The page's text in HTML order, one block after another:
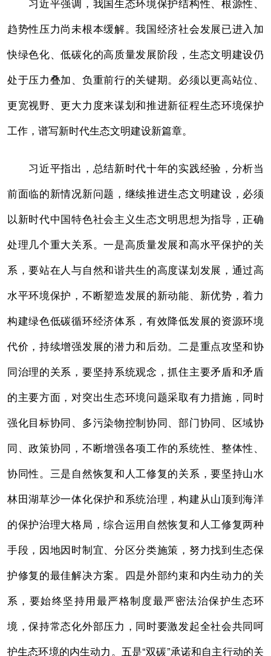
习近平强调，我国生态环境保护结构性、根源性、
趋势性压力尚未根本缓解。我国经济社会发展已进入加
快绿色化、低碳化的高质量发展阶段，生态文明建设仍
处于压力叠加、负重前行的关键期。必须以更高站位、
更宽视野、更大力度来谋划和推进新征程生态环境保护
工作，谱写新时代生态文明建设新篇章。
习近平指出，总结新时代十年的实践经验，分析当
前面临的新情况新问题，继续推进生态文明建设，必须
以新时代中国特色社会主义生态文明思想为指导，正确
处理几个重大关系。一是高质量发展和高水平保护的关
系，要站在人与自然和谐共生的高度谋划发展，通过高
水平环境保护，不断塑造发展的新动能、新优势，着力
构建绿色低碳循环经济体系，有效降低发展的资源环境
代价，持续增强发展的潜力和后劲。二是重点攻坚和协
同治理的关系，要坚持系统观念，抓住主要矛盾和矛盾
的主要方面，对突出生态环境问题采取有力措施，同时
强化目标协同、多污染物控制协同、部门协同、区域协
同、政策协同，不断增强各项工作的系统性、整体性、
协同性。三是自然恢复和人工修复的关系，要坚持山水
林田湖草沙一体化保护和系统治理，构建从山顶到海洋
的保护治理大格局，综合运用自然恢复和人工修复两种
手段，因地因时制宜、分区分类施策，努力找到生态保
护修复的最佳解决方案。四是外部约束和内生动力的关
系，要始终坚持用最严格制度最严密法治保护生态环
境，保持常态化外部压力，同时要激发起全社会共同呵
护生态环境的内生动力。五是“双碳”承诺和自主行动的关